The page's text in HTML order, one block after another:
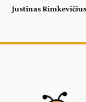
Justinas Rimkevičius